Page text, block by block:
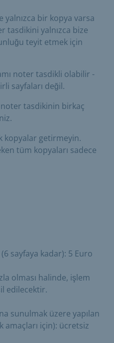
yalnızca bir kopya varsa
tasdikini yalnızca bize
teyit etmek için
noter tasdikli olabilir -
sayfaları değil.
tasdikinin birkaç
kopyalar getirmeyin.
tüm kopyaları sadece
sayfaya kadar): 5 Euro
olması halinde, işlem
edilecektir.
sunulmak üzere yapılan
için): ücretsiz